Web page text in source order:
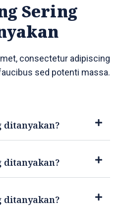
Sering
consectetur adipiscing
sed potenti massa.
ditanyakan?
ditanyakan?
ditanyakan?